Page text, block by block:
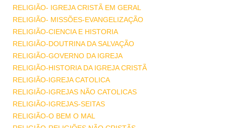
RELIGIÃO- IGREJA CRISTÃ EM GERAL
RELIGIÃO- MISSÕES-EVANGELIZAÇÃO
RELIGIÃO-CIENCIA E HISTORIA
RELIGIÃO-DOUTRINA DA SALVAÇÃO
RELIGIÃO-GOVERNO DA IGREJA
RELIGIÃO-HISTORIA DA IGREJA CRISTÃ
RELIGIÃO-IGREJA CATOLICA
RELIGIÃO-IGREJAS NÃO CATOLICAS
RELIGIÃO-IGREJAS-SEITAS
RELIGIÃO-O BEM O MAL